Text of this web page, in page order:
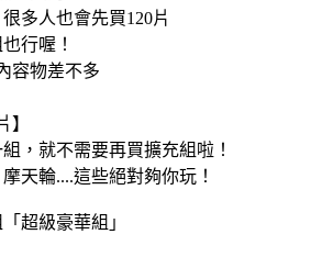
多人也會先買120片
行喔！
容物差不多
】
，就不需要再買擴充組啦！
天輪....這些絕對夠你玩！
超級豪華組」